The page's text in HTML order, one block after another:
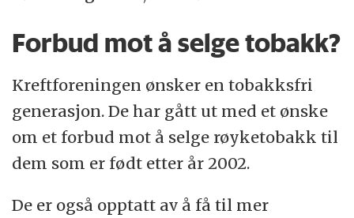
Forbud mot å selge tobakk?
Kreftforeningen ønsker en tobakksfri
generasjon. De har gått ut med et ønske
om et forbud mot å selge røyketobakk til
dem som er født etter år 2002.
De er også opptatt av å få til mer